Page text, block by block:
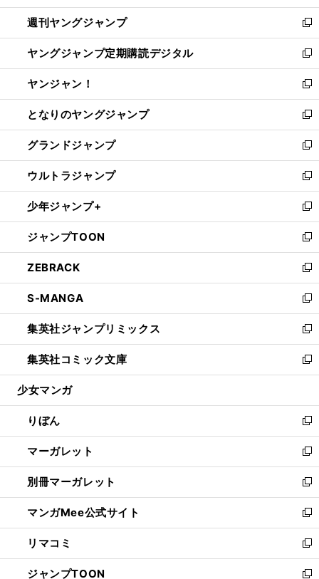
開
く
ウ
で
開
く
ン
ド
ウ
で
開
く
ウ
ィ
ン
ド
ウ
で
開
く
週刊ヤングジャンプ
新
し
い
ウ
ィ
ン
ド
ウ
で
開
く
ヤングジャンプ定期購読デジタル
新
し
い
ウ
ィ
ン
ド
ウ
で
開
く
ヤンジャン！
新
し
い
ウ
ィ
ン
ド
ウ
で
開
く
となりのヤングジャンプ
新
し
い
ウ
ィ
ン
ド
ウ
で
開
く
グランドジャンプ
新
し
い
ウ
ィ
ン
ド
ウ
で
開
く
ウルトラジャンプ
新
し
い
ウ
ィ
ン
ド
ウ
で
開
く
少年ジャンプ+
新
し
い
ウ
ィ
ン
ド
ウ
で
開
く
ジャンプTOON
新
し
い
ウ
ィ
ン
ド
ウ
で
開
ZEBRACK
新
し
い
ウ
ィ
ン
ド
ウ
開
く
S-MANGA
新
し
い
ウ
ィ
ン
ウ
で
開
く
集英社ジャンプリミックス
新
し
い
ウ
ン
ド
ウ
で
開
く
集英社コミック文庫
新
し
ウ
ィ
ン
ド
ウ
で
開
く
少女マンガ
りぼん
新
し
い
ウ
ィ
ン
ド
ウ
で
開
く
マーガレット
新
し
い
ウ
ィ
ン
ド
ウ
で
別冊マーガレット
新
し
い
ウ
ィ
ン
ド
マンガMee公式サイト
新
し
い
ウ
ィ
リマコミ
新
し
い
ジャンプTOON